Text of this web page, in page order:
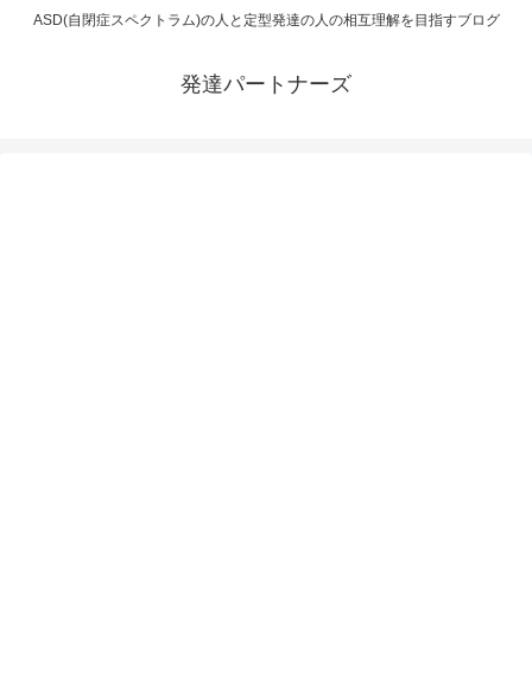
ASD(自閉症スペクトラム)の人と定型発達の人の相互理解を目指すブログ
発達パートナーズ